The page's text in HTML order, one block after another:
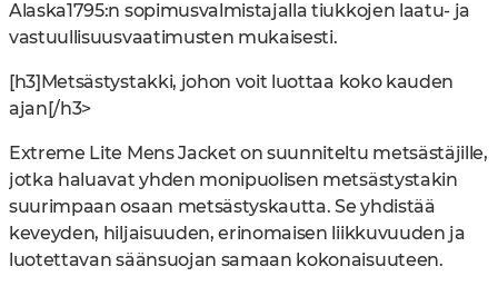
Alaska1795:n sopimusvalmistajalla tiukkojen laatu- ja
vastuullisuusvaatimusten mukaisesti.
[h3]Metsästystakki, johon voit luottaa koko kauden
ajan[/h3>
Extreme Lite Mens Jacket on suunniteltu metsästäjille,
jotka haluavat yhden monipuolisen metsästystakin
suurimpaan osaan metsästyskautta. Se yhdistää
keveyden, hiljaisuuden, erinomaisen liikkuvuuden ja
luotettavan säänsuojan samaan kokonaisuuteen.